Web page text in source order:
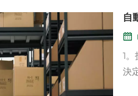
自
1
決定脳